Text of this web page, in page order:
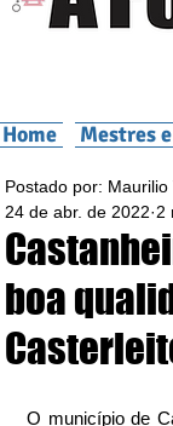
Home Mestres
boa
Postado por: Maurilio
24 de abr. de 2022 2
O município de